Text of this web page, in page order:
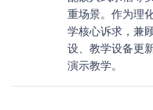
重场景。作为理
学核心诉求，兼
设、教学设备更
演示教学。